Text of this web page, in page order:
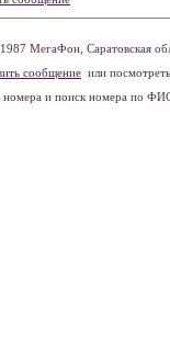
МегаФон, Саратовская
сообщение или
номера и поиск номера по